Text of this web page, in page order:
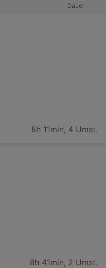
Dauer
8h 11min, 4 Umst.
8h 41min, 2 Umst.